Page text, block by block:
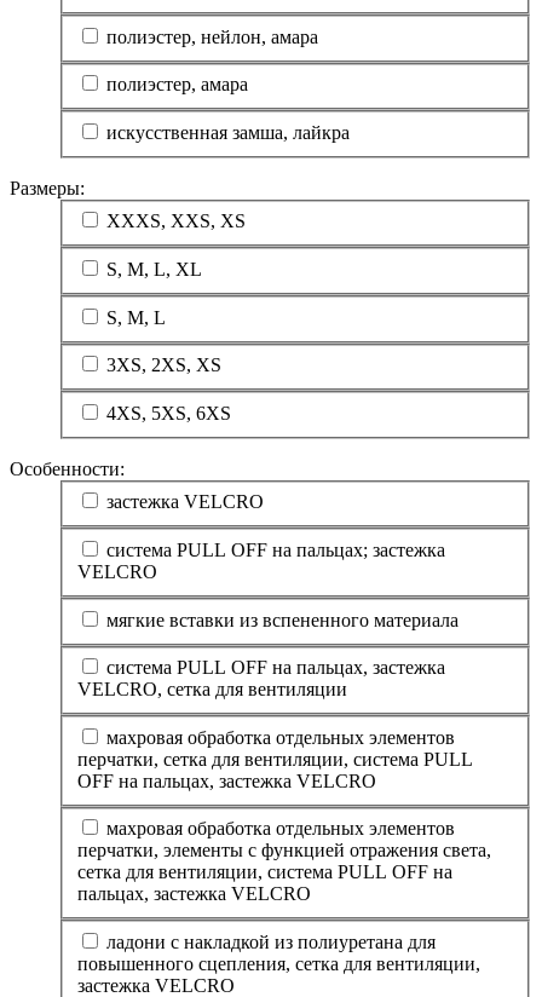
полиэстер, нейлон, амара
полиэстер, амара
искусственная замша, лайкра
Размеры:
XXXS, XXS, XS
S, M, L, XL
S, M, L
3XS, 2XS, XS
4XS, 5XS, 6XS
Особенности:
застежка VELCRO
система PULL OFF на пальцах; застежка
VELCRO
мягкие вставки из вспененного материала
система PULL OFF на пальцах, застежка
VELCRO, сетка для вентиляции
махровая обработка отдельных элементов
перчатки, сетка для вентиляции, система PULL
OFF на пальцах, застежка VELCRO
махровая обработка отдельных элементов
перчатки, элементы с функцией отражения света,
сетка для вентиляции, система PULL OFF на
пальцах, застежка VELCRO
ладони с накладкой из полиуретана для
повышенного сцепления, сетка для вентиляции,
застежка VELCRO